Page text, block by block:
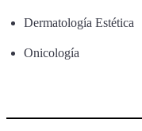
Dermatología Estética
Onicología